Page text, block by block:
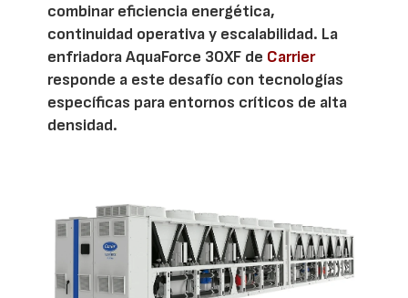
combinar eficiencia energética,
continuidad operativa y escalabilidad. La
enfriadora AquaForce 30XF de Carrier
responde a este desafío con tecnologías
específicas para entornos críticos de alta
densidad.